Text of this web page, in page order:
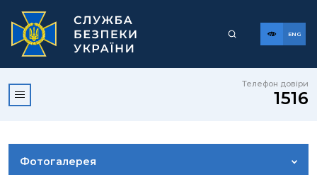
ENG
Телефон довіри
1516
Фотогалерея